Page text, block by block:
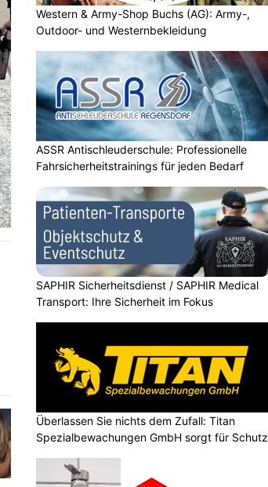
Western & Army-Shop Buchs (AG): Army-,
Outdoor- und Westernbekleidung
ASSR Antischleuderschule: Professionelle
Fahrsicherheitstrainings für jeden Bedarf
SAPHIR Sicherheitsdienst / SAPHIR Medical
Transport: Ihre Sicherheit im Fokus
Überlassen Sie nichts dem Zufall: Titan
Spezialbewachungen GmbH sorgt für Schutz